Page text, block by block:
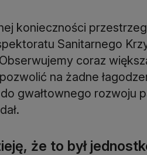
konieczności
Sanitarnego
coraz
na żadne
gwałtownego rozwoju
że to był